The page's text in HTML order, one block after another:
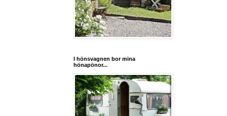
I hönsvagnen bor mina
hönapönor...